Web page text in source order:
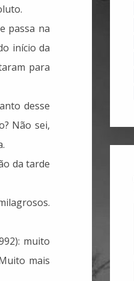
passa na
início da
para
desse
Não sei,
da tarde
muito
mais